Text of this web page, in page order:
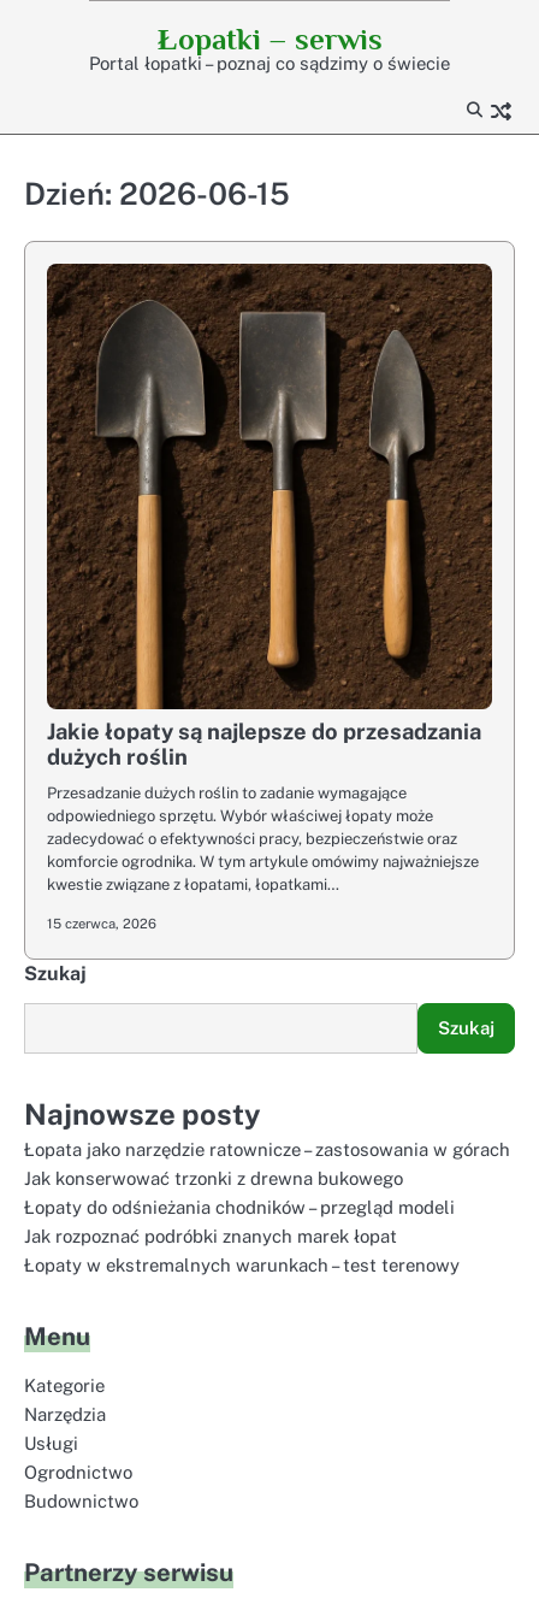
Łopatki – serwis
Portal łopatki – poznaj co sądzimy o świecie
Dzień: 2026-06-15
Jakie łopaty są najlepsze do przesadzania
dużych roślin
Przesadzanie dużych roślin to zadanie wymagające
odpowiedniego sprzętu. Wybór właściwej łopaty może
zadecydować o efektywności pracy, bezpieczeństwie oraz
komforcie ogrodnika. W tym artykule omówimy najważniejsze
kwestie związane z łopatami, łopatkami…
15 czerwca, 2026
Szukaj
Szukaj
Najnowsze posty
Łopata jako narzędzie ratownicze – zastosowania w górach
Jak konserwować trzonki z drewna bukowego
Łopaty do odśnieżania chodników – przegląd modeli
Jak rozpoznać podróbki znanych marek łopat
Łopaty w ekstremalnych warunkach – test terenowy
Menu
Kategorie
Narzędzia
Usługi
Ogrodnictwo
Budownictwo
Partnerzy serwisu